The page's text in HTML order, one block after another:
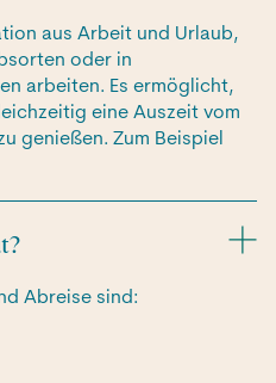
aus Arbeit und Urlaub,
oder in
arbeiten. Es ermöglicht,
eine Auszeit vom
genießen. Zum Beispiel
Abreise sind: